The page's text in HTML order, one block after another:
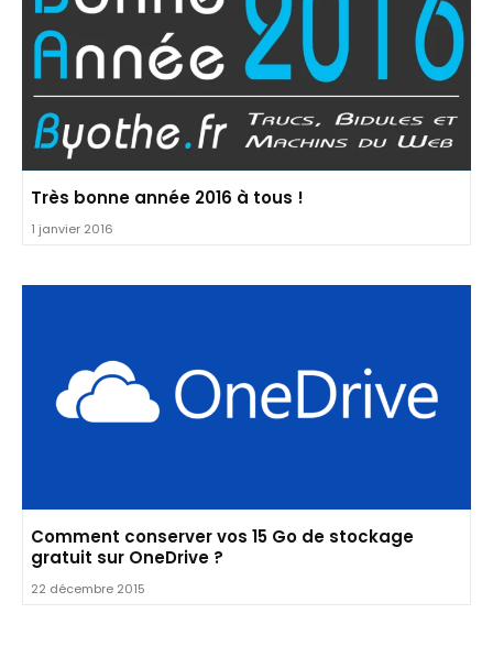
Très bonne année 2016 à tous !
1 janvier 2016
Comment conserver vos 15 Go de stockage
gratuit sur OneDrive ?
22 décembre 2015